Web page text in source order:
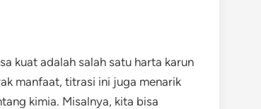
kuat adalah salah satu harta karun
manfaat, titrasi ini juga menarik
kimia. Misalnya, kita bisa